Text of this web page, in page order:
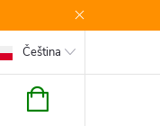
Čeština
NÁKUPNÍ